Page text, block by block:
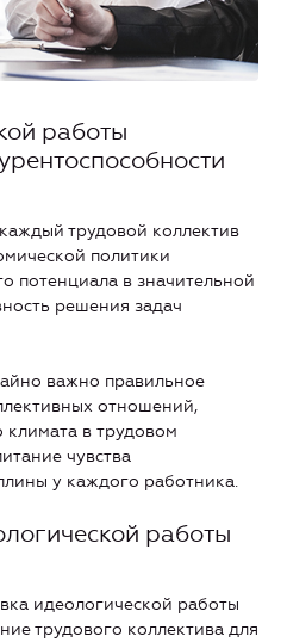
работы
трудовой коллектив
политики
потенциала в значительной
решения задач
важно правильное
отношений,
климата в трудовом
чувства
у каждого работника.
работы
идеологической работы
трудового коллектива для